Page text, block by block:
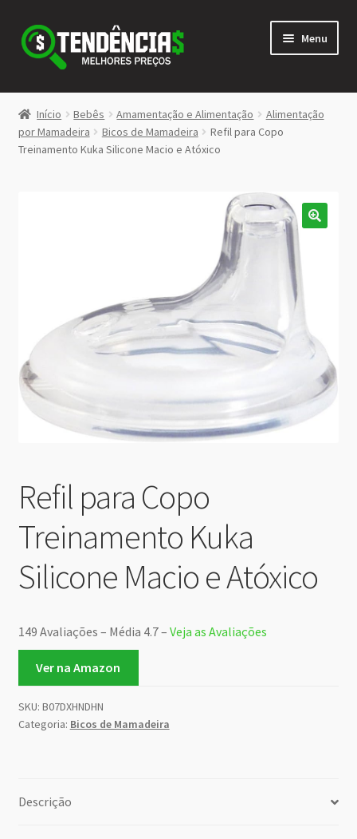
Pular
para
navegação
Pular
para
conteúdo
Menu
LOJA
<>
Início Bebês Amamentação e Alimentação
Alimentação
por Mamadeira
Bicos de Mamadeira
Refil para Copo
Treinamento Kuka Silicone Macio e Atóxico
Refil para Copo
Treinamento Kuka
Silicone Macio e Atóxico
149 Avaliações – Média 4.7 – Veja as Avaliações
Ver na Amazon
SKU: B07DXHNDHN
Categoria: Bicos de Mamadeira
Descrição